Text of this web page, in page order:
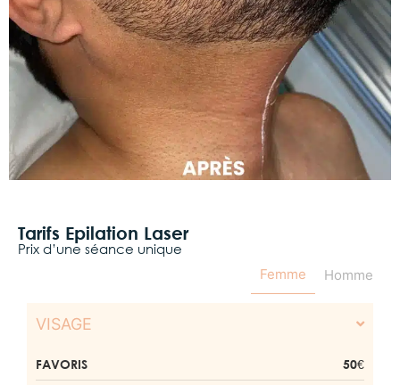
Tarifs Epilation Laser
Prix d’une séance unique
Femme Homme
VISAGE
FAVORIS 50€